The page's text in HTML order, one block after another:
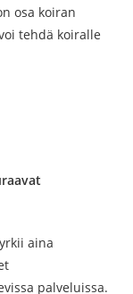
osa koiran
tehdä koiralle
aina
palveluissa.